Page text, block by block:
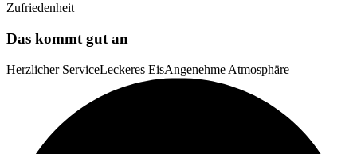
Zufriedenheit
Das kommt gut an
Herzlicher ServiceLeckeres EisAngenehme Atmosphäre